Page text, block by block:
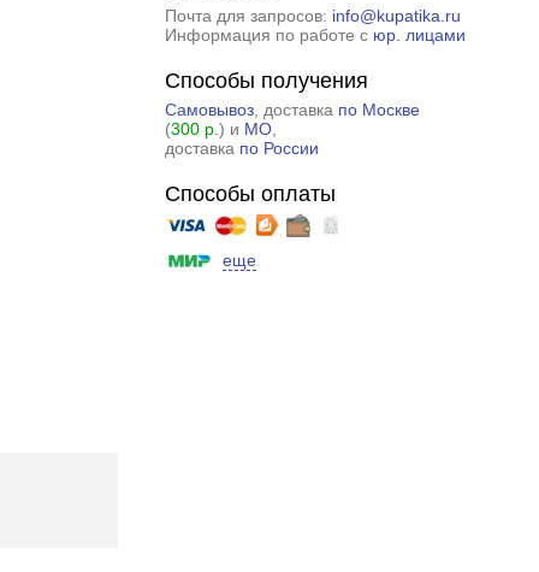
Почта для запросов: info@kupatika.ru
Информация по работе с юр. лицами
Способы получения
Самовывоз, доставка по Москве
(300 р. ) и МО,
доставка по России
Способы оплаты
еще